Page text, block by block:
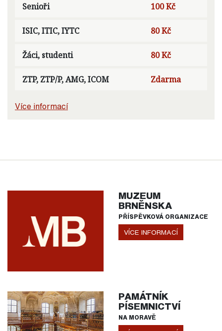
Senioři 100 Kč
ISIC, ITIC, IYTC 80 Kč
Žáci, studenti 80 Kč
ZTP, ZTP/P, AMG, ICOM Zdarma
Více informací
MUZEUM
BRNĚNSKA
PŘÍSPĚVKOVÁ ORGANIZACE
VÍCE INFORMACÍ
PAMÁTNÍK
PÍSEMNICTVÍ
NA MORAVĚ